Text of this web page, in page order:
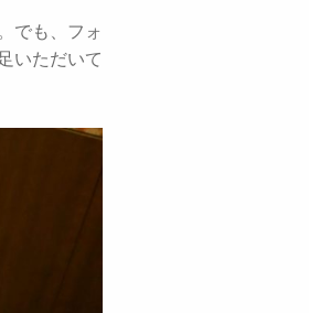
でも、フォ
いただいて